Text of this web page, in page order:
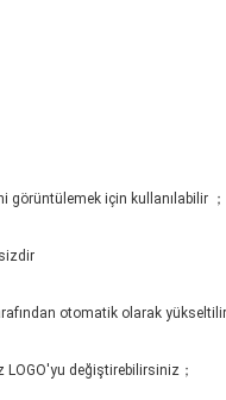
görüntülemek için kullanılabilir ；
otomatik olarak
değiştirebilirsiniz；